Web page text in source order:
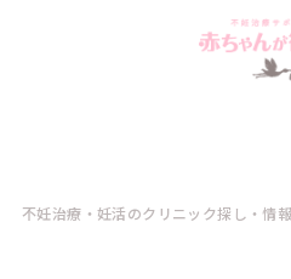
不妊治療・妊活のクリニック探し・情